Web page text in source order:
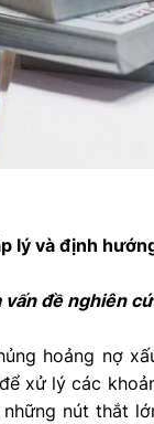
lý và định
vấn đề nghiên
hoảng nợ
xử lý các
nút thắt